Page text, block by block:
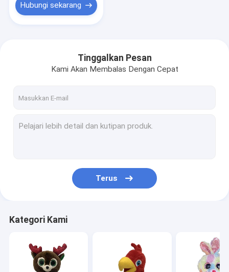
Hubungi sekarang
Tinggalkan Pesan
Kami Akan Membalas Dengan Cepat
Terus
Kategori Kami